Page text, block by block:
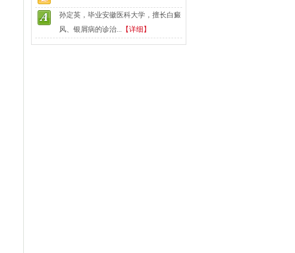
孙定英，毕业安徽医科大学，擅长白癜
风、银屑病的诊治... 【详细】